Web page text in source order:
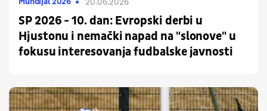
SP 2026 - 10. dan: Evropski derbi u
Hjustonu i nemački napad na "slonove" u
fokusu interesovanja fudbalske javnosti